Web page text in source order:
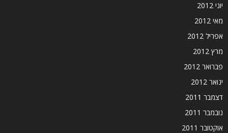
יוני 2012
מאי 2012
אפריל 2012
מרץ 2012
פברואר 2012
ינואר 2012
דצמבר 2011
נובמבר 2011
אוקטובר 2011